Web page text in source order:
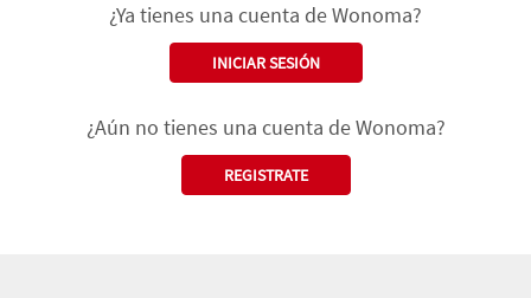
¿Ya tienes una cuenta de Wonoma?
INICIAR SESIÓN
¿Aún no tienes una cuenta de Wonoma?
REGISTRATE